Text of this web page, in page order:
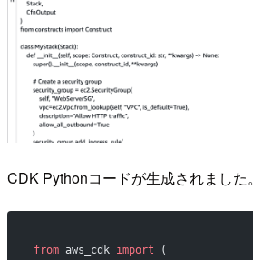
CDK Pythonコードが生成されました。
from aws_cdk import (